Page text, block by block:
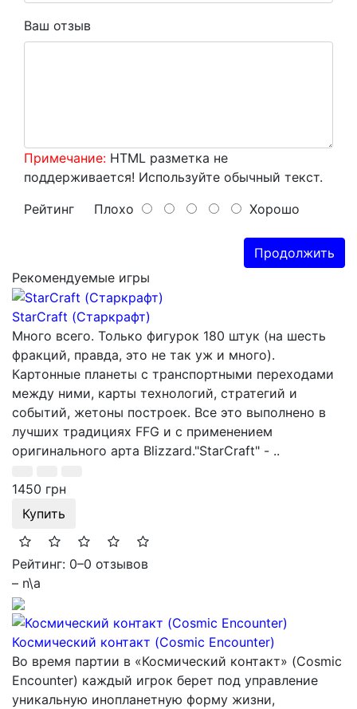
Ваш отзыв
Примечание: HTML разметка не
поддерживается! Используйте обычный текст.
Рейтинг Плохо Хорошо
Продолжить
Рекомендуемые игры
StarCraft (Старкрафт)
Много всего. Только фигурок 180 штук (на шесть
фракций, правда, это не так уж и много).
Картонные планеты с транспортными переходами
между ними, карты технологий, стратегий и
событий, жетоны построек. Все это выполнено в
лучших традициях FFG и с применением
оригинального арта Blizzard."StarCraft" - ..
1450 грн
Купить
Рейтинг: 0–0 отзывов
– n\a
Космический контакт (Cosmic Encounter)
Во время партии в «Космический контакт» (Cosmic
Encounter) каждый игрок берет под управление
уникальную инопланетную форму жизни,